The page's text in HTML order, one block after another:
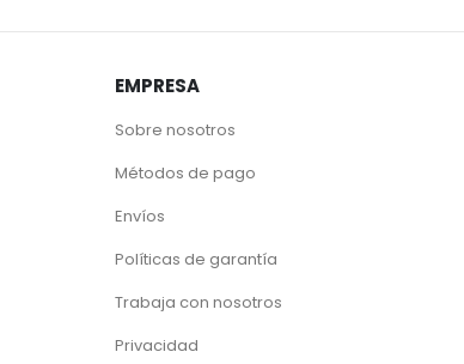
EMPRESA
Sobre nosotros
Métodos de pago
Envíos
Políticas de garantía
Trabaja con nosotros
Privacidad